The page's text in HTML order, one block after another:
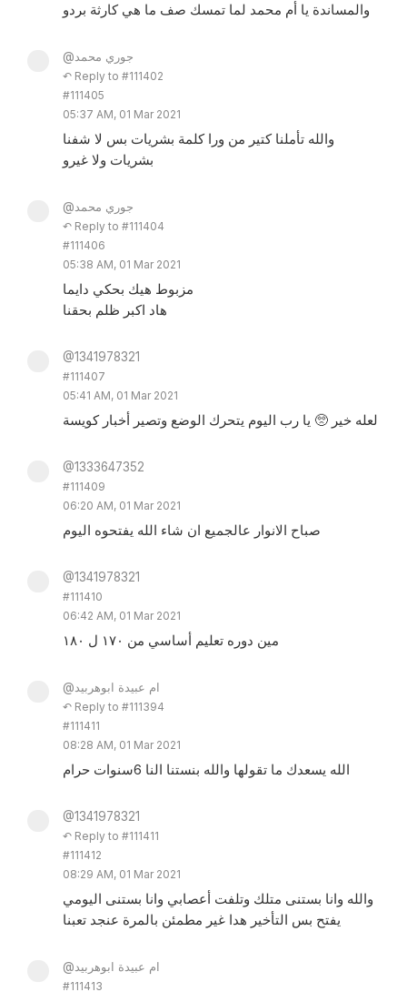
والمساندة يا أم محمد لما تمسك صف ما هي كارثة بردو
@جوري محمد
↶ Reply to #111402
#111405
05:37 AM, 01 Mar 2021
والله تأملنا كتير من ورا كلمة بشريات بس لا شفنا
بشريات ولا غيرو
@جوري محمد
↶ Reply to #111404
#111406
05:38 AM, 01 Mar 2021
مزبوط هيك بحكي دايما
هاد اكبر ظلم بحقنا
@1341978321
#111407
05:41 AM, 01 Mar 2021
لعله خير 🥺 يا رب اليوم يتحرك الوضع وتصير أخبار كويسة
@1333647352
#111409
06:20 AM, 01 Mar 2021
صباح الانوار عالجميع ان شاء الله يفتحوه اليوم
@1341978321
#111410
06:42 AM, 01 Mar 2021
مين دوره تعليم أساسي من ١٧٠ ل ١٨٠
@ام عبيدة ابوهربيد
↶ Reply to #111394
#111411
08:28 AM, 01 Mar 2021
الله يسعدك ما تقولها والله بنستنا النا 6سنوات حرام
@1341978321
↶ Reply to #111411
#111412
08:29 AM, 01 Mar 2021
والله وانا بستنى متلك وتلفت أعصابي وانا بستنى اليومي
يفتح بس التأخير هدا غير مطمئن بالمرة عنجد تعبنا
@ام عبيدة ابوهربيد
#111413